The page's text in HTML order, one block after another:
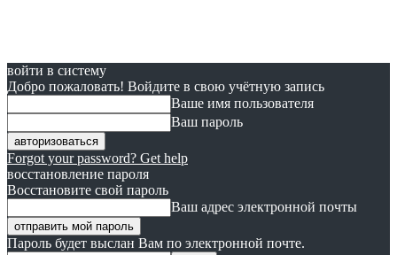
войти в систему
Добро пожаловать! Войдите в свою учётную запись
Ваше имя пользователя
Ваш пароль
Forgot your password? Get help
восстановление пароля
Восстановите свой пароль
Ваш адрес электронной почты
Пароль будет выслан Вам по электронной почте.